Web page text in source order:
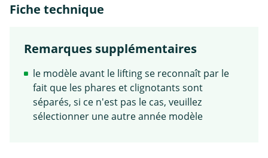
Fiche technique
Remarques supplémentaires
le modèle avant le lifting se reconnaît par le
fait que les phares et clignotants sont
séparés, si ce n'est pas le cas, veuillez
sélectionner une autre année modèle